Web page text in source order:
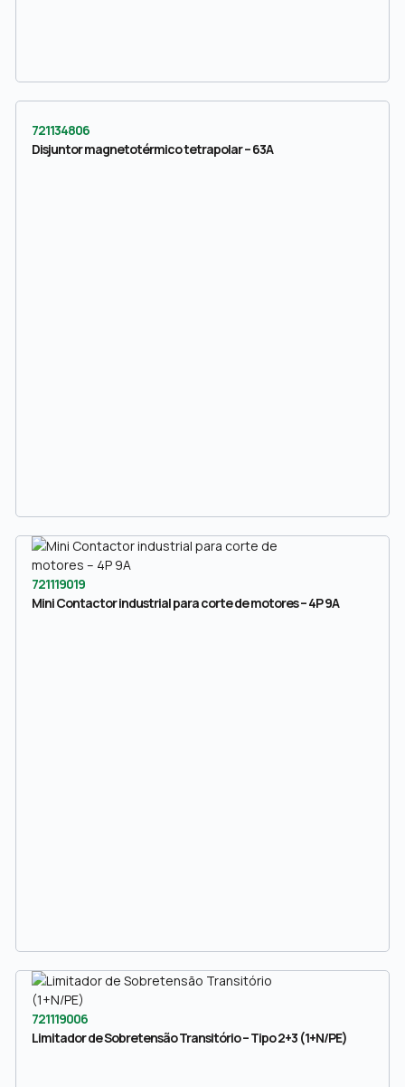
721134806
Disjuntor magnetotérmico tetrapolar – 63A
721119019
Mini Contactor industrial para corte de motores – 4P 9A
721119006
Limitador de Sobretensão Transitório – Tipo 2+3 (1+N/PE)